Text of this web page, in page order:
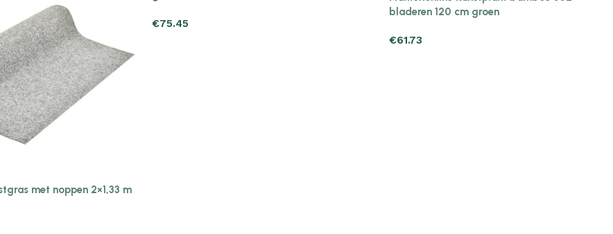
met noppen 2×1,33 m
€75.45
bladeren 120 cm groen
€61.73